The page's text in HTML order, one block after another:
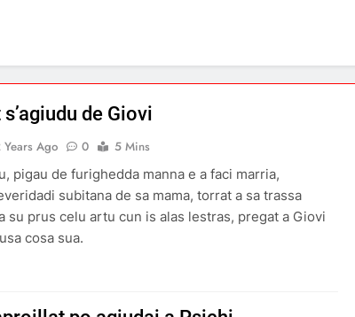
de Giovi
Years Ago 0
5 Mins
pigau de furighedda manna e a faci marria,
subitana de sa mama, torrat a sa trassa
su prus celu artu cun is alas lestras, pregat a Giovi
cosa sua.